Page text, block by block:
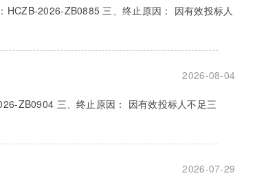
HCZB-2026-ZB0885 三、终止原因： 因有效投标人
2026-08-04
ZB0904 三、终止原因： 因有效投标人不足三
2026-07-29